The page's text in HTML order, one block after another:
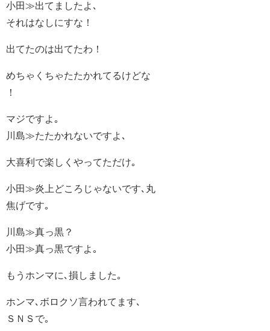
小田≫出てましたよ､
それはなしにすな！
出てたのは出てたわ！
めちゃくちゃたたかれてるけどな
！
マジですよ｡
川島≫たたかれないですよ､
大喜利で楽しくやってただけ｡
小田≫炎上どころじゃないです､丸
焦げです｡
川島≫真っ黒？
小田≫真っ黒ですよ｡
もうホンマに､損しました｡
ホンマ､ボロクソ言われてます､
ＳＮＳで｡